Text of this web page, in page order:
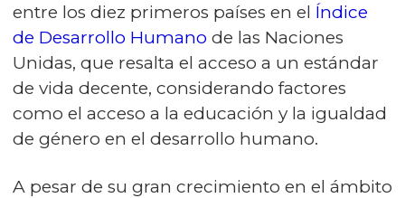
entre los diez primeros países en el Índice
de Desarrollo Humano de las Naciones
Unidas, que resalta el acceso a un estándar
de vida decente, considerando factores
como el acceso a la educación y la igualdad
de género en el desarrollo humano.
A pesar de su gran crecimiento en el ámbito